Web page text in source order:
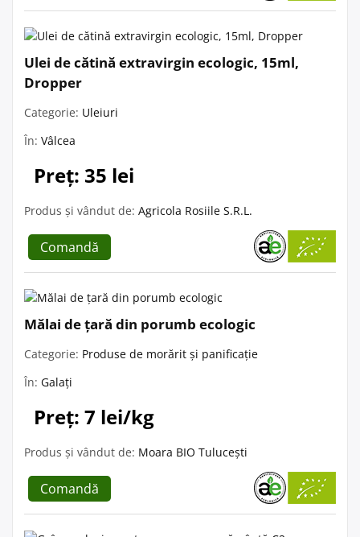
Ulei de cătină extravirgin ecologic, 15ml,
Dropper
Categorie: Uleiuri
În: Vâlcea
Preț: 35 lei
Produs și vândut de: Agricola Rosiile S.R.L.
Comandă
Mălai de țară din porumb ecologic
Categorie: Produse de morărit și panificație
În: Galați
Preț: 7 lei/kg
Produs și vândut de: Moara BIO Tulucești
Comandă